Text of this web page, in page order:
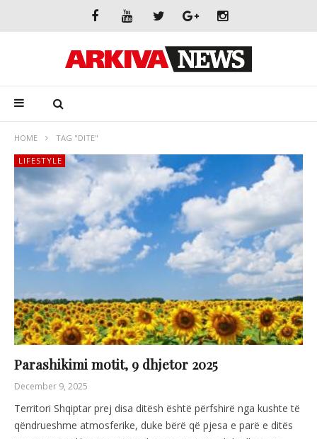
HOME TAG "DITE"
LIFESTYLE
Parashikimi motit, 9 dhjetor 2025
December 9, 2025
Territori Shqiptar prej disa ditësh është përfshirë nga kushte të
qëndrueshme atmosferike, duke bërë që pjesa e parë e ditës